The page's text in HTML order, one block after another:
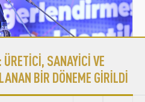
SANAYİCİ VE
BİR DÖNEME GİRİLDİ